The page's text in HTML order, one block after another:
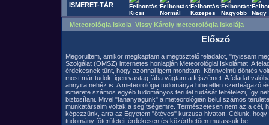
ISMERET-TÁR
Meteorológia iskola Vissy Károly meteorológia iskolája
Előszó
Megörültem, amikor megkaptam a megtisztelő feladatot, "nyissam
Szolgálat (OMSZ) internetes honlapján Meteorológiai Iskolámat. A
érdekesnek tűnt, hogy azonnal igent mondtam. Könnyelmű döntés
most már tudok: igen vastag fába vágtam a fejszémet. A feladat
annyira nehéz is. A meteorológia tudománya hihetetlen szerteágazó
ismerete számos egyéb tudományos terület tudását feltételezi, így
biztosítani. Mivel "tananyagunk" a meteorológián belül számos
munkatársaim voltak a segítségemre. Természetesen nem az a cél,
képezzünk, arra az Egyetem "ötéves" kurzusa hivatott. Célunk,
tudomány főterületeit érdekesen és közérthetően mutassuk be.